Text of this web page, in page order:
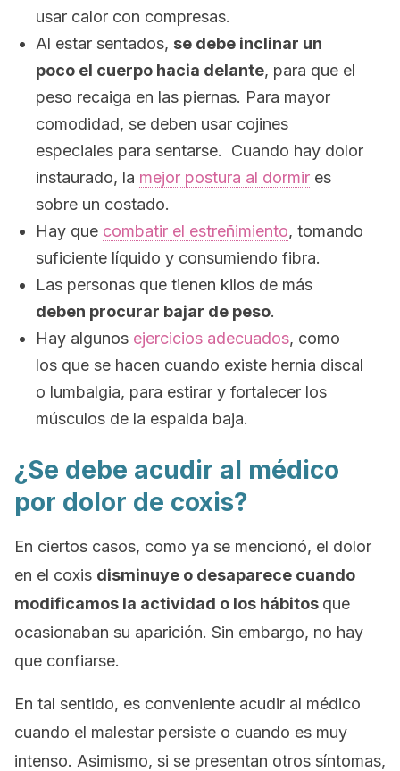
usar calor con compresas.
Al estar sentados, se debe inclinar un
poco el cuerpo hacia delante, para que el
peso recaiga en las piernas. Para mayor
comodidad, se deben usar cojines
especiales para sentarse. Cuando hay dolor
instaurado, la mejor postura al dormir es
sobre un costado.
Hay que combatir el estreñimiento, tomando
suficiente líquido y consumiendo fibra.
Las personas que tienen kilos de más
deben procurar bajar de peso.
Hay algunos ejercicios adecuados, como
los que se hacen cuando existe hernia discal
o lumbalgia, para estirar y fortalecer los
músculos de la espalda baja.
¿Se debe acudir al médico
por dolor de coxis?
En ciertos casos, como ya se mencionó, el dolor
en el coxis disminuye o desaparece cuando
modificamos la actividad o los hábitos que
ocasionaban su aparición. Sin embargo, no hay
que confiarse.
En tal sentido, es conveniente acudir al médico
cuando el malestar persiste o cuando es muy
intenso. Asimismo, si se presentan otros síntomas,